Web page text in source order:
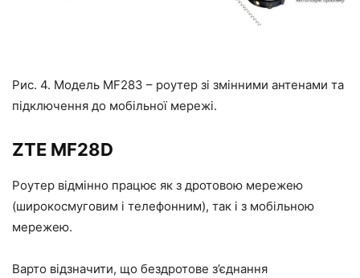
Рис. 4. Модель MF283 – роутер зі змінними антенами та
підключення до мобільної мережі.
ZTE MF28D
Роутер відмінно працює як з дротовою мережею
(широкосмуговим і телефонним), так і з мобільною
мережею.
Варто відзначити, що бездротове з’єднання